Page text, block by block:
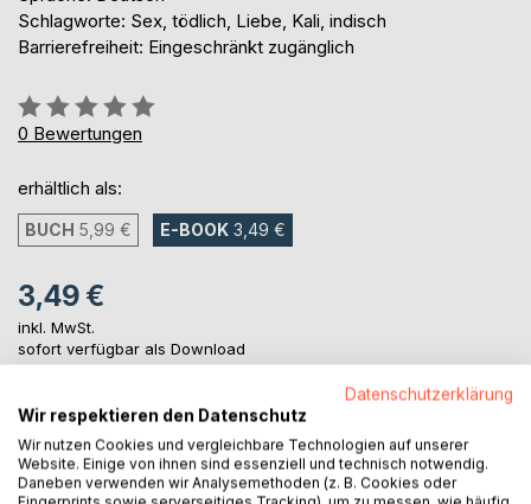
Schlagworte: Sex, tödlich, Liebe, Kali, indisch
Barrierefreiheit: Eingeschränkt zugänglich
Bewertung::
0%
0 Bewertungen
erhältlich als:
BUCH 5,99 € E-BOOK 3,49 €
3,49 €
inkl. MwSt.
sofort verfügbar als Download
Auf die Merkliste
Datenschutzerklärung
Wir respektieren den Datenschutz
Wir nutzen Cookies und vergleichbare Technologien auf unserer
Website. Einige von ihnen sind essenziell und technisch notwendig.
Daneben verwenden wir Analysemethoden (z. B. Cookies oder